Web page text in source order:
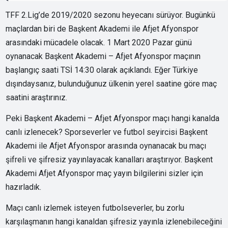
TFF 2.Lig’de 2019/2020 sezonu heyecanı sürüyor. Bugünkü
maçlardan biri de Başkent Akademi ile Afjet Afyonspor
arasındaki mücadele olacak. 1 Mart 2020 Pazar günü
oynanacak Başkent Akademi – Afjet Afyonspor maçının
başlangıç saati TSİ 14:30 olarak açıklandı. Eğer Türkiye
dışındaysanız, bulunduğunuz ülkenin yerel saatine göre maç
saatini araştırınız.
Peki Başkent Akademi – Afjet Afyonspor maçı hangi kanalda
canlı izlenecek? Sporseverler ve futbol seyircisi Başkent
Akademi ile Afjet Afyonspor arasında oynanacak bu maçı
şifreli ve şifresiz yayınlayacak kanalları araştırıyor. Başkent
Akademi Afjet Afyonspor maç yayın bilgilerini sizler için
hazırladık.
Maçı canlı izlemek isteyen futbolseverler, bu zorlu
karşılaşmanın hangi kanaldan şifresiz yayınla izlenebileceğini